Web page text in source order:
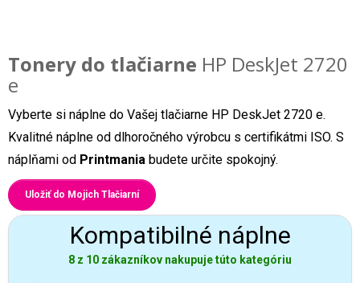
Tonery do tlačiarne HP DeskJet 2720
e
Vyberte si náplne do Vašej tlačiarne HP DeskJet 2720 e.
Kvalitné náplne od dlhoročného výrobcu s certifikátmi ISO. S
náplňami od Printmania budete určite spokojný.
Uložiť do Mojich Tlačiarní
Kompatibilné náplne
8 z 10 zákazníkov nakupuje túto kategóriu